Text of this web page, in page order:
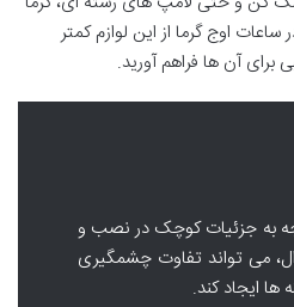
اوج گرما از این لوازم کمتر
برای آن ها فراهم آورید.
به جزئیات کوچک در نصب و
می تواند تفاوت چشمگیری
ایجاد کند.